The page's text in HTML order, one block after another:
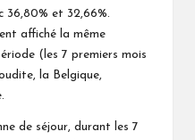
36,80% et 32,66%.
affiché la même
(les 7 premiers mois
la Belgique,
de séjour, durant les 7